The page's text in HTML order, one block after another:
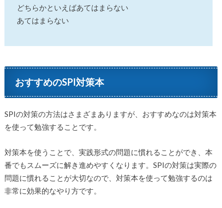
どちらかといえばあてはまらない
あてはまらない
おすすめのSPI対策本
SPIの対策の方法はさまざまありますが、おすすめなのは対策本
を使って勉強することです。
対策本を使うことで、実践形式の問題に慣れることができ、本
番でもスムーズに解き進めやすくなります。SPIの対策は実際の
問題に慣れることが大切なので、対策本を使って勉強するのは
非常に効果的なやり方です。